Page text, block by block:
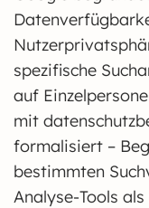
spezifische
auf
mit
formalisiert –
bestimmten
Analyse-Tools